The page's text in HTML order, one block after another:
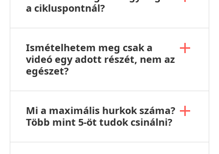
a cikluspontnál?
Ismételhetem meg csak a
videó egy adott részét, nem az
egészet?
Mi a maximális hurkok száma?
Több mint 5-öt tudok csinálni?